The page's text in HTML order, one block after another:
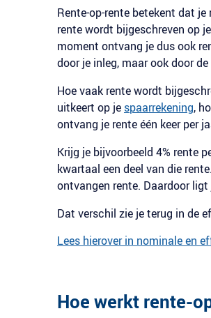
Rente-op-rente betekent dat
rente wordt bijgeschreven op
moment ontvang je dus ook
door je inleg, maar ook door
Hoe vaak rente wordt
uitkeert op je spaarrekening,
ontvang je rente één keer per
Krijg je bijvoorbeeld 4% rente
kwartaal een deel van die
ontvangen rente. Daardoor
Dat verschil zie je terug in de
Lees hierover in nominale en
Hoe werkt rente-